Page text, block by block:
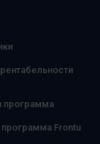
программа
Frontu